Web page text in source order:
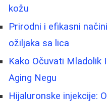
kožu
Prirodni i efikasni
ožiljaka sa lica
Kako Očuvati Mladolik
Aging Negu
Hijaluronske injekcije: